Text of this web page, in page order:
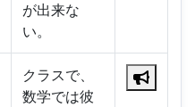
が出来な
い。
クラスで、
数学では彼